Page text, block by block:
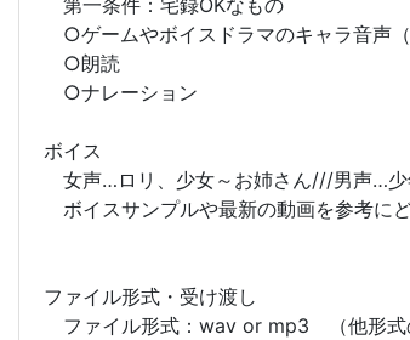
第一条件：宅録OKなもの
○ゲームやボイスドラマのキャラ音声（
○朗読
○ナレーション
ボイス
女声…ロリ、少女～お姉さん///男声…
ボイスサンプルや最新の動画を参考にど
ファイル形式・受け渡し
ファイル形式：wav or mp3 （他形式